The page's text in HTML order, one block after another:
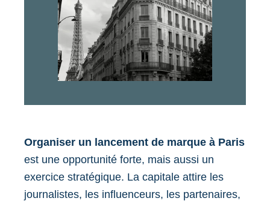
Organiser un lancement de marque à Paris
est une opportunité forte, mais aussi un
exercice stratégique. La capitale attire les
journalistes, les influenceurs, les partenaires,